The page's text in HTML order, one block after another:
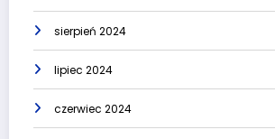
sierpień 2024
lipiec 2024
czerwiec 2024